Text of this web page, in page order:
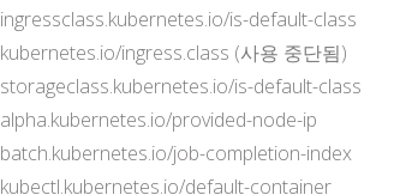
ingressclass.kubernetes.io/is-default-class
kubernetes.io/ingress.class (사용 중단됨)
storageclass.kubernetes.io/is-default-class
alpha.kubernetes.io/provided-node-ip
batch.kubernetes.io/job-completion-index
kubectl.kubernetes.io/default-container